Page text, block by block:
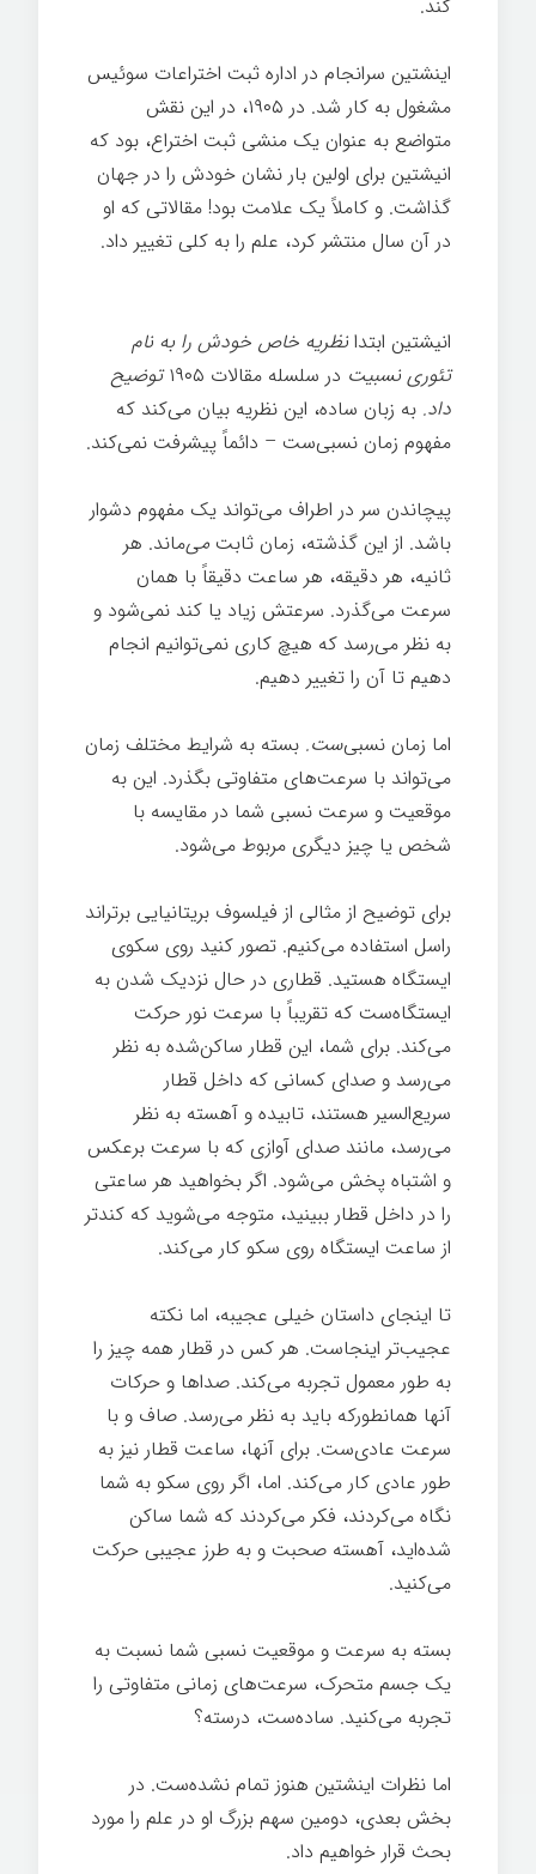
کند.
اینشتین سرانجام در اداره ثبت اختراعات سوئیس
مشغول به کار شد. در ۱۹۰۵، در این نقش
متواضع به عنوان یک منشی ثبت اختراع، بود که
انیشتین برای اولین بار نشان خودش را در جهان
گذاشت. و کاملاً یک علامت بود! مقالاتی که او
در آن سال منتشر کرد، علم را به کلی تغییر داد.
انیشتین ابتدا نظریه خاص خودش را به نام
تئوری نسبیت در سلسله مقالات ۱۹۰۵
توضیح
داد. به زبان ساده، این نظریه بیان می‌کند که
مفهوم زمان نسبی‌ست – دائماً پیشرفت نمی‌کند.
پیچاندن سر در اطراف می‌تواند یک مفهوم دشوار
باشد. از این گذشته، زمان ثابت می‌ماند. هر
ثانیه، هر دقیقه، هر ساعت دقیقاً با همان
سرعت می‌گذرد. سرعتش زیاد یا کند نمی‌شود و
به نظر می‌رسد که هیچ کاری نمی‌توانیم انجام
دهیم تا آن را تغییر دهیم.
اما زمان نسبی‌ست. بسته به شرایط مختلف زمان
می‌تواند با سرعت‌های متفاوتی بگذرد. این به
موقعیت و سرعت نسبی شما در مقایسه با
شخص یا چیز دیگری مربوط می‌شود.
برای توضیح از مثالی از فیلسوف بریتانیایی برتراند
راسل استفاده می‌کنیم. تصور کنید روی سکوی
ایستگاه هستید. قطاری در حال نزدیک شدن به
ایستگاه‌ست که تقریباً با سرعت نور حرکت
می‌کند. برای شما، این قطار ساکن‌شده به نظر
می‌رسد و صدای کسانی که داخل قطار
سریع‌السیر هستند، تابیده و آهسته به نظر
می‌رسد، مانند صدای آوازی که با سرعت برعکس
و اشتباه پخش می‌شود. اگر بخواهید هر ساعتی
را در داخل قطار ببینید، متوجه می‌شوید که کندتر
از ساعت ایستگاه روی سکو کار می‌کند.
تا اینجای داستان خیلی عجیبه، اما نکته
عجیب‌تر اینجاست. هر کس در قطار همه چیز را
به طور معمول تجربه می‌کند. صداها و حرکات
آنها همانطورکه باید به نظر می‌رسد. صاف و با
سرعت عادی‌ست. برای آنها، ساعت قطار نیز به
طور عادی کار می‌کند. اما، اگر روی سکو به شما
نگاه می‌کردند، فکر می‌کردند که شما ساکن
شده‌اید، آهسته صحبت و به طرز عجیبی حرکت
می‌کنید.
بسته به سرعت و موقعیت نسبی شما نسبت به
یک جسم متحرک، سرعت‌های زمانی متفاوتی را
تجربه می‌کنید. ساده‌ست، درسته؟
اما نظرات اینشتین هنوز تمام نشده‌ست. در
بخش بعدی، دومین سهم بزرگ او در علم را مورد
بحث قرار خواهیم داد.